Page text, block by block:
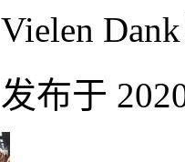
Vielen Dank
发布于